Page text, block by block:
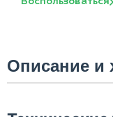
Описание и